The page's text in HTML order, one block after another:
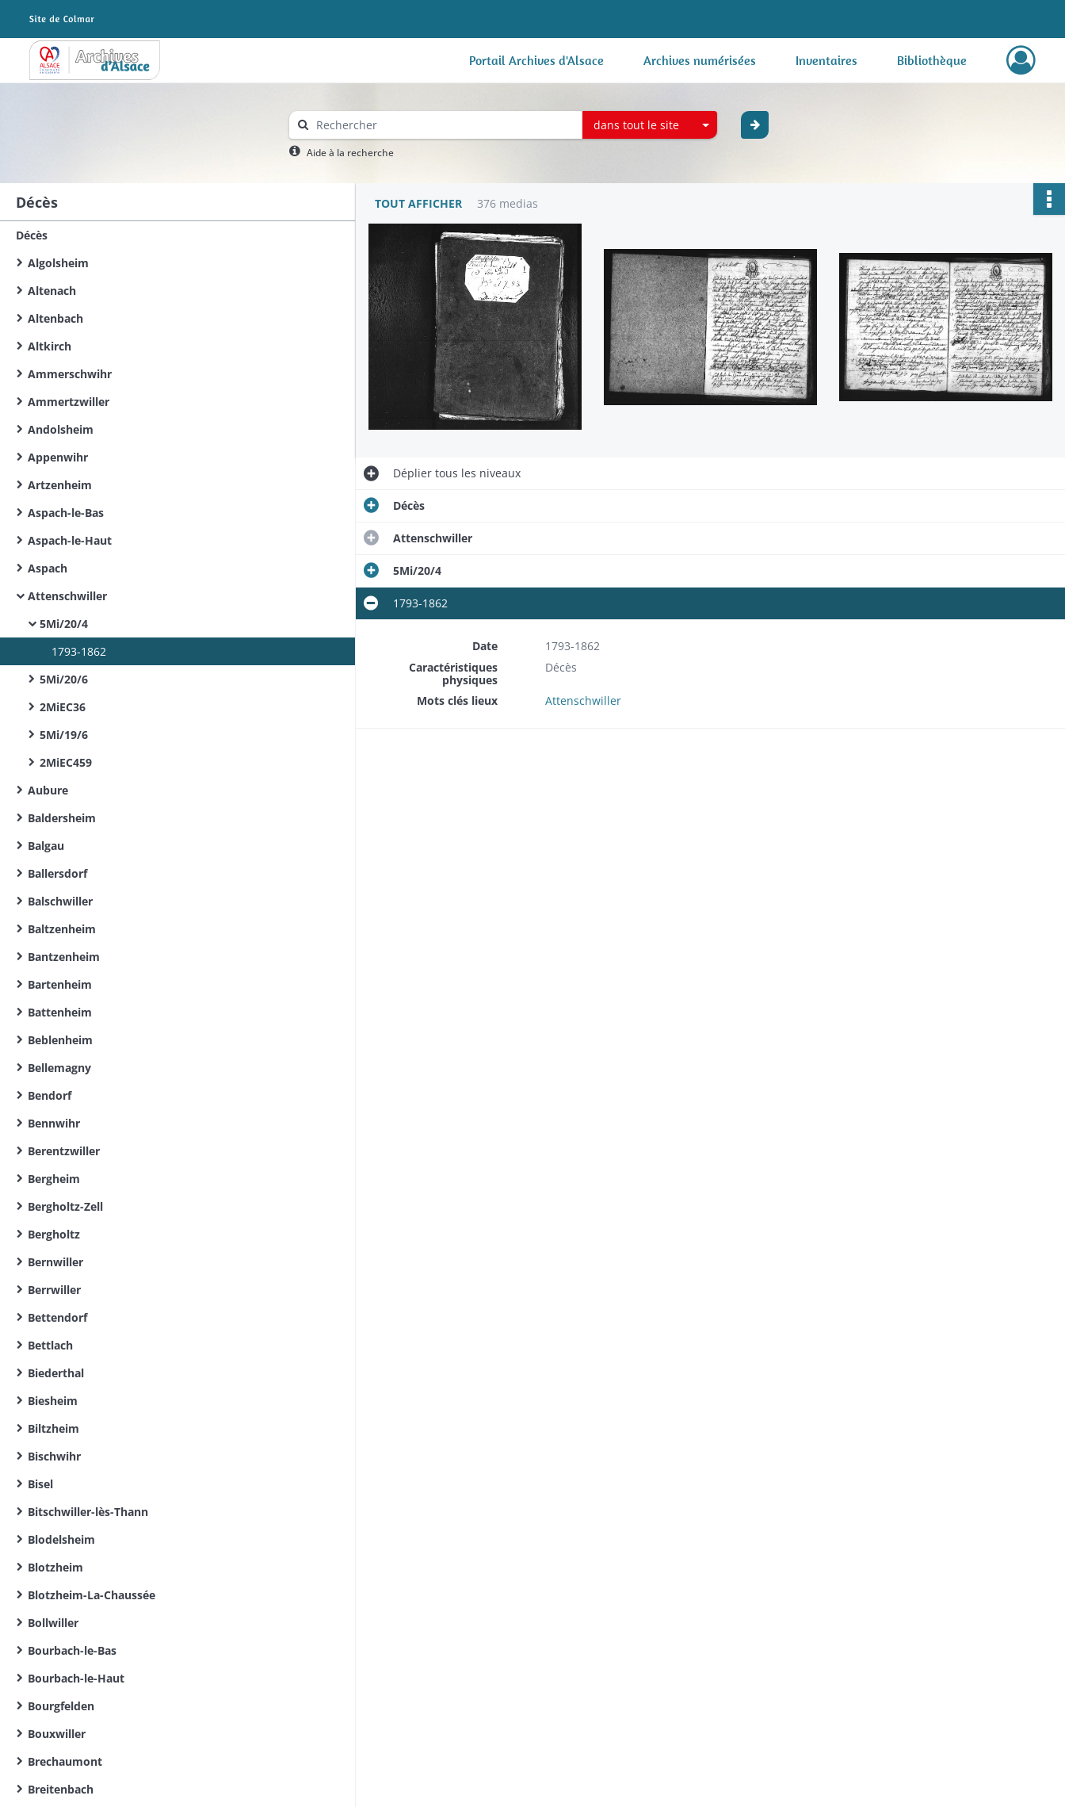
Archives Alsace - Colmar Portail Archives d'Alsace Archives numérisées Inventaires Bibliothèque
dans tout le site
Aide à la recherche
Décès
Décès
Algolsheim
Altenach
Altenbach
Altkirch
Ammerschwihr
Ammertzwiller
Andolsheim
Appenwihr
Artzenheim
Aspach-le-Bas
Aspach-le-Haut
Aspach
Attenschwiller
5Mi/20/4
1793-1862
5Mi/20/6
2MiEC36
5Mi/19/6
2MiEC459
Aubure
Baldersheim
Balgau
Ballersdorf
Balschwiller
Baltzenheim
Bantzenheim
Bartenheim
Battenheim
Beblenheim
Bellemagny
Bendorf
Bennwihr
Berentzwiller
Bergheim
Bergholtz-Zell
Bergholtz
Bernwiller
Berrwiller
Bettendorf
Bettlach
Biederthal
Biesheim
Biltzheim
Bischwihr
Bisel
Bitschwiller-lès-Thann
Blodelsheim
Blotzheim
Blotzheim-La-Chaussée
Bollwiller
Bourbach-le-Bas
Bourbach-le-Haut
Bourgfelden
Bouxwiller
Brechaumont
Breitenbach
TOUT AFFICHER 376 medias
Dépliertous les niveaux
Décès
Attenschwiller
5Mi/20/4
1793-1862
Date
1793-1862
Caractéristiques
physiques
Décès
Mots clés lieux Attenschwiller